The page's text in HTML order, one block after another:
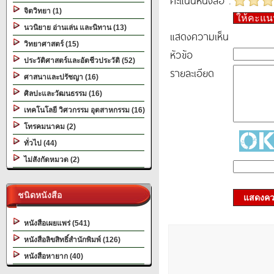
จิตวิทยา (1)
นวนิยาย อ่านเล่น และนิทาน (13)
วิทยาศาสตร์ (15)
ประวัติศาสตร์และอัตชีวประวัติ (52)
ศาสนาและปรัชญา (16)
ศิลปะและวัฒนธรรม (16)
เทคโนโลยี วิศวกรรม อุตสาหกรรม (16)
โทรคมนาคม (2)
ทั่วไป (44)
ไม่สังกัดหมวด (2)
ชนิดหนังสือ
หนังสือเผยแพร่ (541)
หนังสือลิขสิทธิ์สำนักพิมพ์ (126)
หนังสือหายาก (40)
ให้คะแ
แสดงความเห็น
หัวข้อ
รายละเอียด
แสดงค